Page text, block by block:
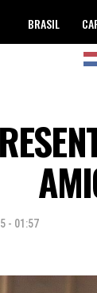
BRASIL
- 01:57